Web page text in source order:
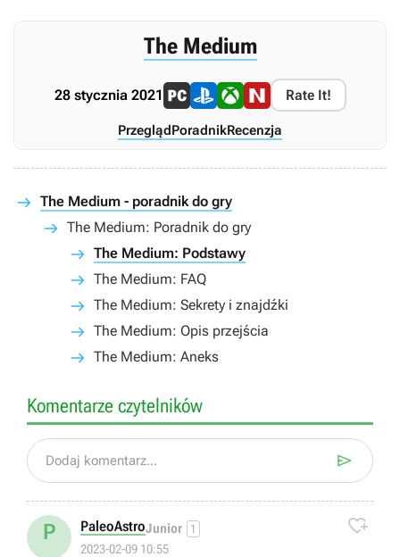
The Medium
28 stycznia 2021 Rate It!
PrzeglądPoradnikRecenzja
The Medium - poradnik do gry
The Medium: Poradnik do gry
The Medium: Podstawy
The Medium: FAQ
The Medium: Sekrety i znajdźki
The Medium: Opis przejścia
The Medium: Aneks
Komentarze czytelników
Dodaj komentarz... 
P PaleoAstroJunior 1
2023-02-09 10:55
